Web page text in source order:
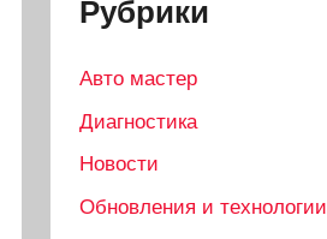
Рубрики
Авто мастер
Диагностика
Новости
Обновления и технологии